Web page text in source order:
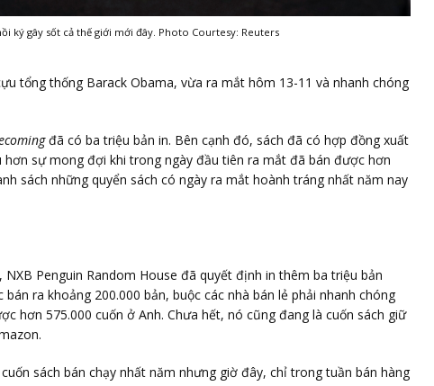
ký gây sốt cả thế giới mới đây. Photo Courtesy: Reuters
tổng thống Barack Obama, vừa ra mắt hôm 13-11 và nhanh chóng
đã có ba triệu bản in. Bên cạnh đó, sách đã có hợp đồng xuất
hơn sự mong đợi khi trong ngày đầu tiên ra mắt đã bán được hơn
sách những quyển sách có ngày ra mắt hoành tráng nhất năm nay
Penguin Random House đã quyết định in thêm ba triệu bản
ra khoảng 200.000 bản, buộc các nhà bán lẻ phải nhanh chóng
hơn 575.000 cuốn ở Anh. Chưa hết, nó cũng đang là cuốn sách giữ
sách bán chạy nhất năm nhưng giờ đây, chỉ trong tuần bán hàng